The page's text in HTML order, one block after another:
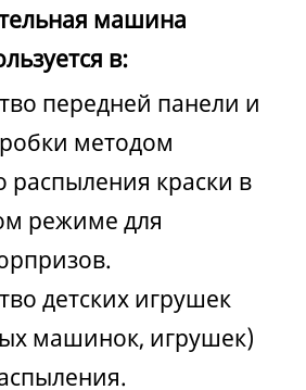
машина
в:
передней панели и
методом
распыления краски в
режиме для
детских игрушек
машинок, игрушек)